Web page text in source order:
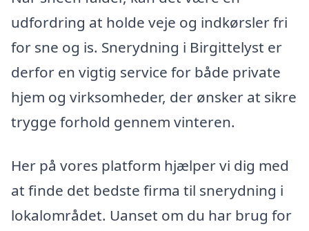
udfordring at holde veje og indkørsler fri
for sne og is. Snerydning i Birgittelyst er
derfor en vigtig service for både private
hjem og virksomheder, der ønsker at sikre
trygge forhold gennem vinteren.
Her på vores platform hjælper vi dig med
at finde det bedste firma til snerydning i
lokalområdet. Uanset om du har brug for